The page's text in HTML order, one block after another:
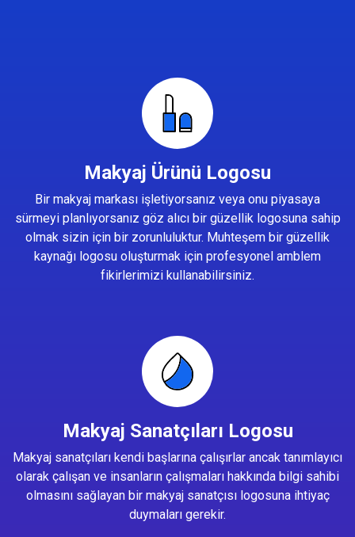
Makyaj Ürünü Logosu
Bir makyaj markası işletiyorsanız veya onu piyasaya
sürmeyi planlıyorsanız göz alıcı bir güzellik logosuna sahip
olmak sizin için bir zorunluluktur. Muhteşem bir güzellik
kaynağı logosu oluşturmak için profesyonel amblem
fikirlerimizi kullanabilirsiniz.
Makyaj Sanatçıları Logosu
Makyaj sanatçıları kendi başlarına çalışırlar ancak tanımlayıcı
olarak çalışan ve insanların çalışmaları hakkında bilgi sahibi
olmasını sağlayan bir makyaj sanatçısı logosuna ihtiyaç
duymaları gerekir.